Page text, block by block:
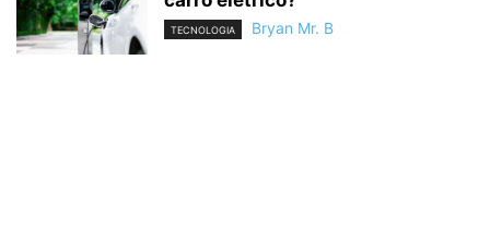
TECNOLOGIA Bryan Mr. B